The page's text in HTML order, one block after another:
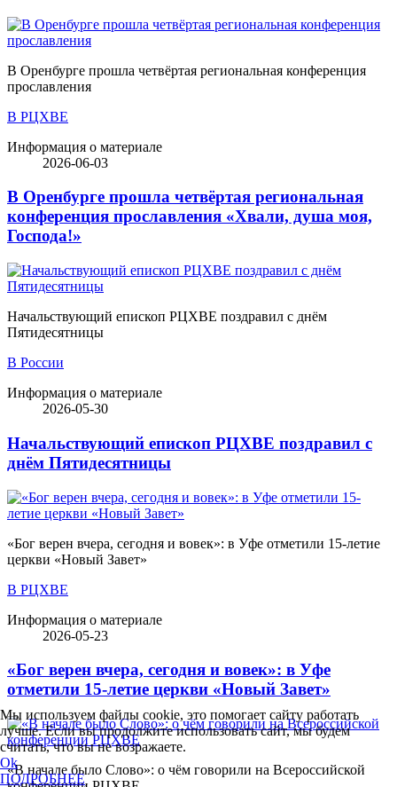
В Оренбурге прошла четвёртая региональная конференция
прославления
В РЦХВЕ
Информация о материале
2026-06-03
В Оренбурге прошла четвёртая региональная
конференция прославления «Хвали, душа моя,
Господа!»
Начальствующий епископ РЦХВЕ поздравил с днём
Пятидесятницы
В России
Информация о материале
2026-05-30
Начальствующий епископ РЦХВЕ поздравил с
днём Пятидесятницы
«Бог верен вчера, сегодня и вовек»: в Уфе отметили 15-летие
церкви «Новый Завет»
В РЦХВЕ
Информация о материале
2026-05-23
«Бог верен вчера, сегодня и вовек»: в Уфе
отметили 15-летие церкви «Новый Завет»
«В начале было Слово»: о чём говорили на Всероссийской
Мы используем файлы cookie, это помогает сайту работать
лучше. Если вы продолжите использовать сайт, мы будем
считать, что вы не возражаете.
Ok
ПОДРОБНЕЕ